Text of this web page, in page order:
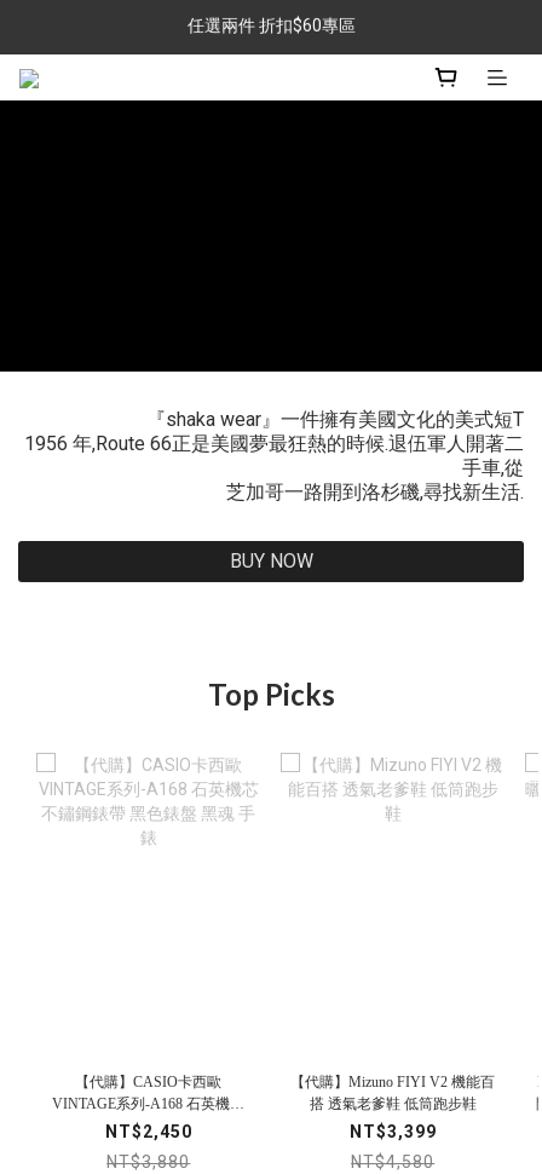
任選兩件 折扣$60專區
金銀牌會員 滿$999免運
『shaka wear』一件擁有美國文化的美式短T
1956 年,Route 66正是美國夢最狂熱的時候.退伍軍人開著二
手車,從
芝加哥一路開到洛杉磯,尋找新生活.
BUY NOW
Top Picks
【代購】CASIO卡西歐
VINTAGE系列-A168 石英機芯
不鏽鋼錶帶 黑色錶盤 黑魂 手錶
NT$2,450
NT$3,880
【代購】Mizuno FIYI V2 機能百
搭 透氣老爹鞋 低筒跑步鞋
NT$3,399
NT$4,580